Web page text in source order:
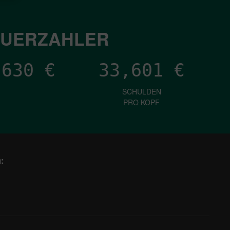
€ 33,601 €
SCHULDEN
PRO KOPF